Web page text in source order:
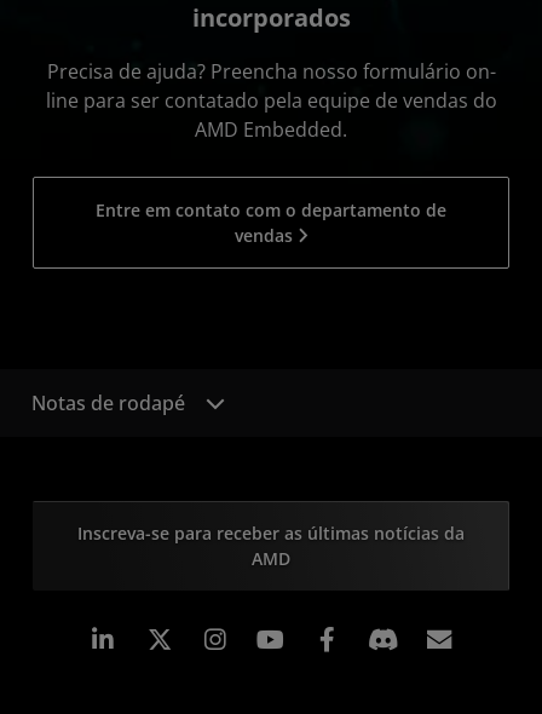
incorporados
Precisa de ajuda? Preencha nosso formulário on-
line para ser contatado pela equipe de vendas do
AMD Embedded.
Entre em contato com o departamento de
vendas
Notas de rodapé
Inscreva-se para receber as últimas notícias da
AMD
Linkedin Instagram Facebook